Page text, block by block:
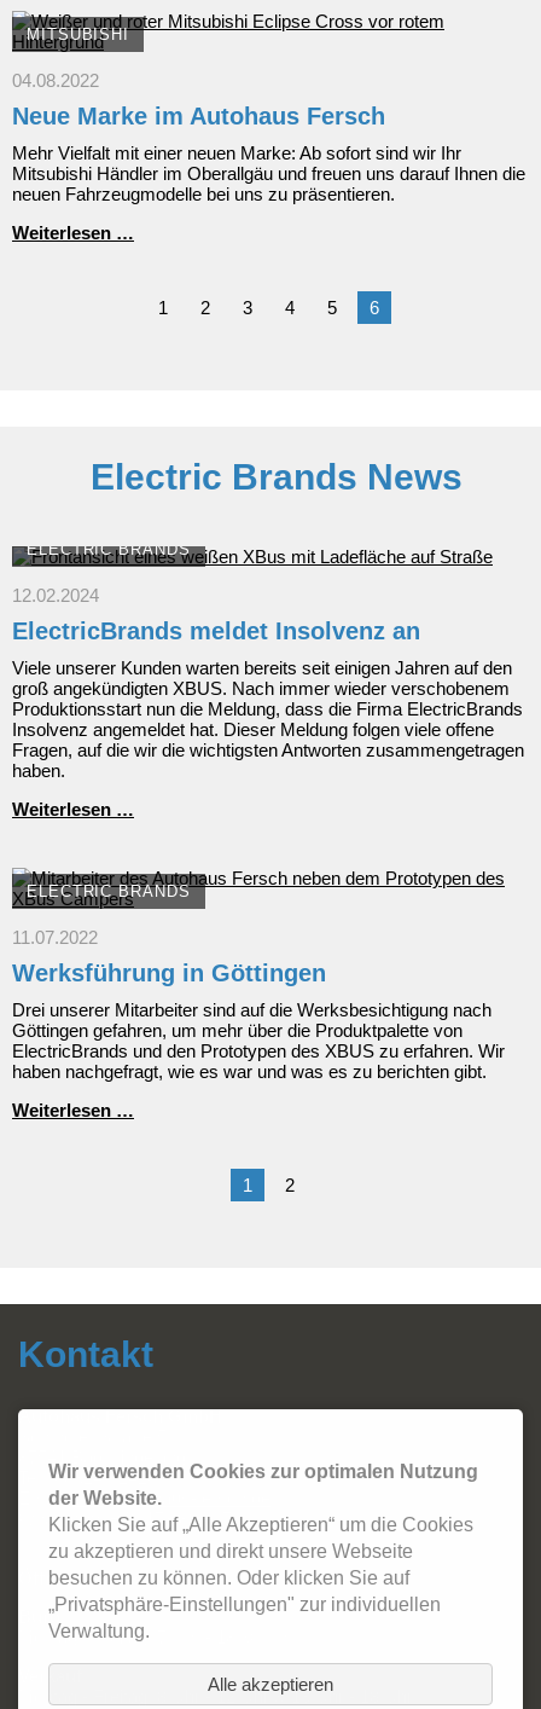
Hybrid
in
Deutschland
verfügbar:
Mitsubishi
Eclipse
Cross
MITSUBISHI
04.08.2022
Neue Marke im Autohaus Fersch
Mehr Vielfalt mit einer neuen Marke: Ab sofort sind wir Ihr
Mitsubishi Händler im Oberallgäu und freuen uns darauf Ihnen die
neuen Fahrzeugmodelle bei uns zu präsentieren.
Weiterlesen …
Fersch
1 2 3 4 5 6
Electric Brands News
ELECTRIC BRANDS
12.02.2024
ElectricBrands meldet Insolvenz an
Viele unserer Kunden warten bereits seit einigen Jahren auf den
groß angekündigten XBUS. Nach immer wieder verschobenem
Produktionsstart nun die Meldung, dass die Firma ElectricBrands
Insolvenz angemeldet hat. Dieser Meldung folgen viele offene
Fragen, auf die wir die wichtigsten Antworten zusammengetragen
haben.
Weiterlesen …
an
ELECTRIC BRANDS
11.07.2022
Werksführung in Göttingen
Drei unserer Mitarbeiter sind auf die Werksbesichtigung nach
Göttingen gefahren, um mehr über die Produktpalette von
ElectricBrands und den Prototypen des XBUS zu erfahren. Wir
haben nachgefragt, wie es war und was es zu berichten gibt.
Weiterlesen …
1
2
Kontakt
Autohaus Fersch GmbH
Tel.:08324 - 2420
Email:info@autohaus-fersch.de
WhatsApp: +49 178/894 2786
Öffnungszeiten:
Büro
Montag - Freitag: 7 Uhr - 18:30 Uhr
Montag - Freitag: 8 Uhr - 12 Uhr & 13 Uhr - 18 Uhr
Wir verwenden Cookies zur optimalen Nutzung
der Website.
Klicken Sie auf „Alle Akzeptieren“ um die Cookies
zu akzeptieren und direkt unsere Webseite
besuchen zu können. Oder klicken Sie auf
„Privatsphäre-Einstellungen" zur individuellen
Verwaltung.
Alle akzeptieren